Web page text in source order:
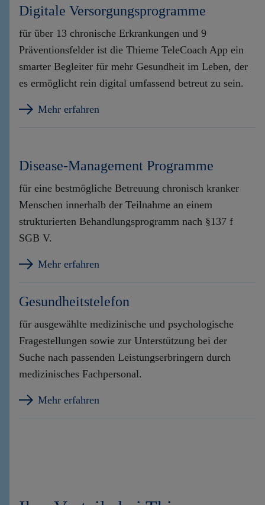
Digitale Versorgungsprogramme
für über 13 chronische Erkrankungen und 9
Präventionsfelder ist die Thieme TeleCoach App ein
smarter Begleiter für mehr Gesundheit im Leben, der
es ermöglicht rein digital umfassend betreut zu sein.
Mehr erfahren
Disease-Management Programme
für eine bestmögliche Betreuung chronisch kranker
Menschen innerhalb der Teilnahme an einem
strukturierten Behandlungsprogramm nach §137 f
SGB V.
Mehr erfahren
Gesundheitstelefon
für ausgewählte medizinische und psychologische
Fragestellungen sowie zur Unterstützung bei der
Suche nach passenden Leistungserbringern durch
medizinisches Fachpersonal.
Mehr erfahren